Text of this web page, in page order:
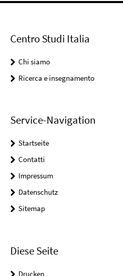
Centro Studi Italia
Chi siamo
Ricerca e insegnamento
Service-Navigation
Startseite
Contatti
Impressum
Datenschutz
Sitemap
Diese Seite
Drucken